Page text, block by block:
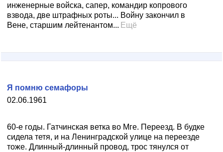
инженерные войска, сапер, командир копрового
взвода, две штрафных роты... Войну закончил в
Вене, старшим лейтенантом... Ещё
02.06.1961
Я помню семафоры
60-е годы. Гатчинская ветка во Мге. Переезд. В будке
сидела тетя, и на Ленинградской улице на переезде
тоже. Длинный-длинный провод, трос тянулся от